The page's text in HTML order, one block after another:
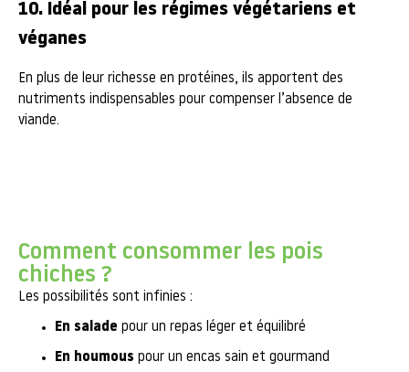
10. Idéal pour les régimes végétariens et
véganes
En plus de leur richesse en protéines, ils apportent des
nutriments indispensables pour compenser l’absence de
viande.
Comment consommer les pois
chiches ?
Les possibilités sont infinies :
En salade pour un repas léger et équilibré
En houmous pour un encas sain et gourmand